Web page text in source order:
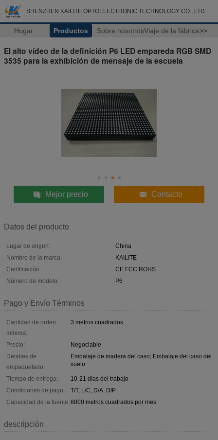
SHENZHEN KAILITE OPTOELECTRONIC TECHNOLOGY CO., LTD
Hogar Productos Sobre nosotrosViaje de la fábrica>>
El alto vídeo de la definición P6 LED empareda RGB SMD
3535 para la exhibición de mensaje de la escuela
Mejor precio Contacto
Datos del producto
Lugar de origen:
China
Nombre de la marca:
KAILITE
Certificación:
CE FCC ROHS
Número de modelo:
P6
Pago y Envío Términos
Cantidad de orden
mínima:
3 metros cuadrados
Precio:
Negociable
Detalles de
empaquetado:
Embalaje de madera del caso; Embalaje del caso del
vuelo
Tiempo de entrega:
10-21 días del trabajo
Condiciones de pago:
T/T, L/C, D/A, D/P
Capacidad de la fuente: 8000 metros cuadrados por mes
descripción